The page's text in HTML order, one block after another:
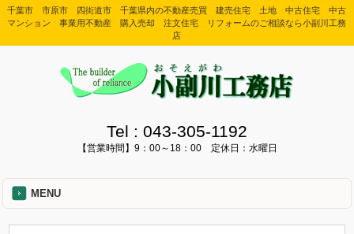
千葉市 市原市 四街道市 千葉県内の不動産売買 建売住宅 土地 中古住宅 中古
マンション 事業用不動産 購入売却 注文住宅 リフォームのご相談なら小副川工務
店
Tel : 043-305-1192
【営業時間】9：00～18：00 定休日：水曜日
MENU